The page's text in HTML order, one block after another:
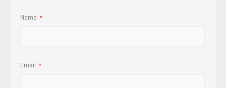
Name *
Email *